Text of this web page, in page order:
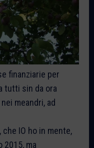
finanziarie per
tutti sin da ora
meandri, ad
che IO ho in mente,
2015, ma